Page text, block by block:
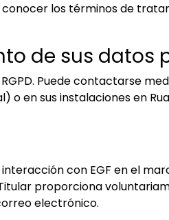
los términos de
de sus datos
Puede contactarse
o en sus instalaciones en
con EGF en el
proporciona
electrónico.